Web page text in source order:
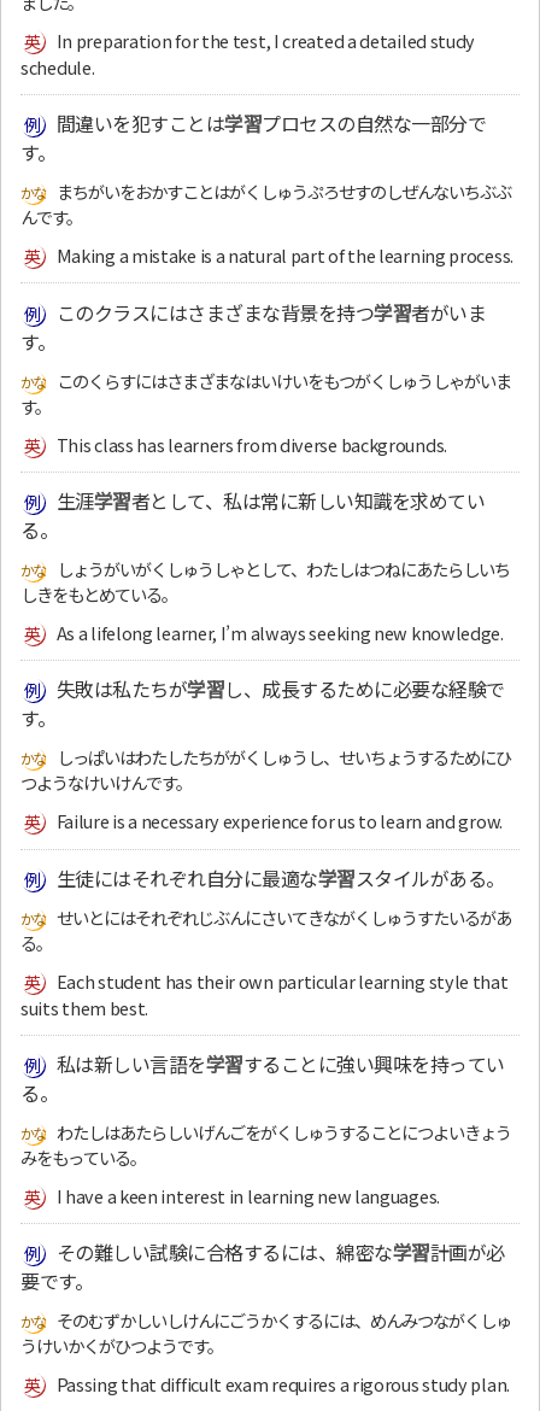
In preparation for the test, I created a detailed study
schedule.
間違いを犯すことは学習プロセスの自然な一部分で
す。
まちがいをおかすことはがくしゅうぷろせすのしぜんないちぶぶ
んです。
Making a mistake is a natural part of the learning process.
このクラスにはさまざまな背景を持つ学習者がいま
す。
このくらすにはさまざまなはいけいをもつがくしゅうしゃがいま
す。
This class has learners from diverse backgrounds.
生涯学習者として、私は常に新しい知識を求めてい
る。
しょうがいがくしゅうしゃとして、わたしはつねにあたらしいち
しきをもとめている。
As a lifelong learner, I’m always seeking new knowledge.
失敗は私たちが学習し、成長するために必要な経験で
す。
しっぱいはわたしたちががくしゅうし、せいちょうするためにひ
つようなけいけんです。
Failure is a necessary experience for us to learn and grow.
生徒にはそれぞれ自分に最適な学習スタイルがある。
せいとにはそれぞれじぶんにさいてきながくしゅうすたいるがあ
る。
Each student has their own particular learning style that
suits them best.
私は新しい言語を学習することに強い興味を持ってい
る。
わたしはあたらしいげんごをがくしゅうすることにつよいきょう
みをもっている。
I have a keen interest in learning new languages.
その難しい試験に合格するには、綿密な学習計画が必
要です。
そのむずかしいしけんにごうかくするには、めんみつながくしゅ
うけいかくがひつようです。
Passing that difficult exam requires a rigorous study plan.